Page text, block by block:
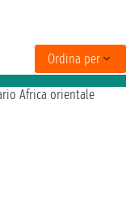
Ordina per